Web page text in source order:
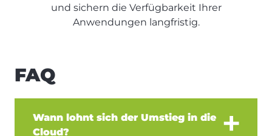
und sichern die Verfügbarkeit Ihrer
Anwendungen langfristig.
FAQ
Wann lohnt sich der Umstieg in die
Cloud?